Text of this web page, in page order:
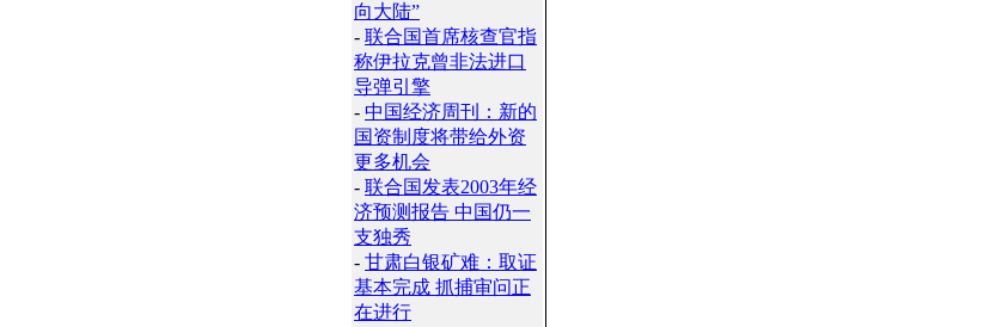
向大陆”
- 联合国首席核查官指
称伊拉克曾非法进口
导弹引擎
- 中国经济周刊：新的
国资制度将带给外资
更多机会
- 联合国发表2003年经
济预测报告 中国仍一
支独秀
- 甘肃白银矿难：取证
基本完成 抓捕审问正
在进行